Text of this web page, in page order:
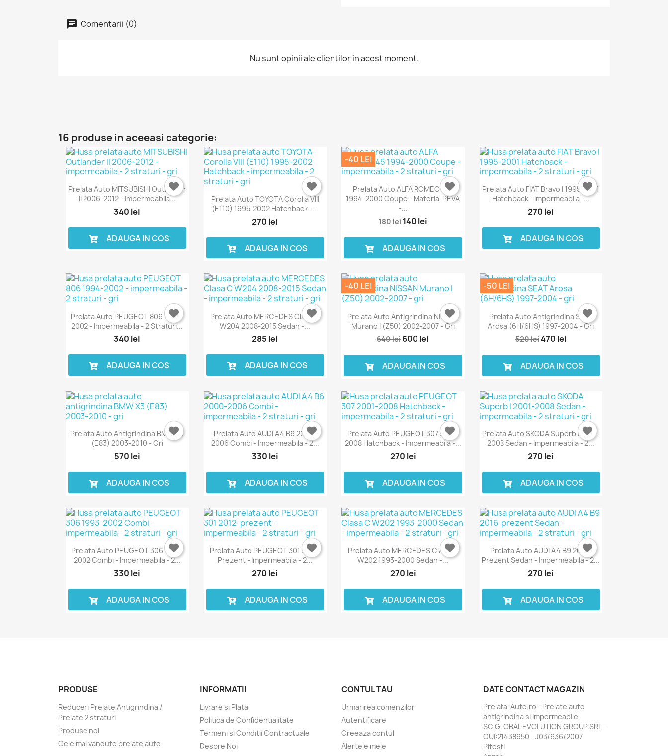
Comentarii (0)
Nu sunt opinii ale clientilor in acest moment.
16 produse in aceeasi categorie:
Prelata Auto MITSUBISHI Outlander
II 2006-2012 - Impermeabila...
340 lei
ADAUGA IN COS
Prelata Auto TOYOTA Corolla VIII
(E110) 1995-2002 Hatchback -...
270 lei
ADAUGA IN COS
Prelata Auto ALFA ROMEO 145
1994-2000 Coupe - Material PEVA
-...
180 lei 140 lei
-40 LEI
ADAUGA IN COS
Prelata Auto FIAT Bravo I 1995-2001
Hatchback - Impermeabila -...
270 lei
ADAUGA IN COS
Prelata Auto PEUGEOT 806 1994-
2002 - Impermeabila - 2 Straturi...
340 lei
ADAUGA IN COS
Prelata Auto MERCEDES Clasa C
W204 2008-2015 Sedan -...
285 lei
ADAUGA IN COS
Prelata Auto Antigrindina NISSAN
Murano I (Z50) 2002-2007 - Gri
640 lei600 lei
-40 LEI
ADAUGA IN COS
Prelata Auto Antigrindina SEAT
Arosa (6H/6HS) 1997-2004 - Gri
520 lei470 lei
-50 LEI
ADAUGA IN COS
Prelata Auto Antigrindina BMW X3
(E83) 2003-2010 - Gri
570 lei
ADAUGA IN COS
Prelata Auto AUDI A4 B6 2000-
2006 Combi - Impermeabila - 2...
330 lei
ADAUGA IN COS
Prelata Auto PEUGEOT 307 2001-
2008 Hatchback - Impermeabila -...
270 lei
ADAUGA IN COS
Prelata Auto SKODA Superb I 2001-
2008 Sedan - Impermeabila - 2...
270 lei
ADAUGA IN COS
Prelata Auto PEUGEOT 306 1993-
2002 Combi - Impermeabila - 2...
330 lei
ADAUGA IN COS
Prelata Auto PEUGEOT 301 2012-
Prezent - Impermeabila - 2...
270 lei
ADAUGA IN COS
Prelata Auto MERCEDES Clasa C
W202 1993-2000 Sedan -...
270 lei
ADAUGA IN COS
Prelata Auto AUDI A4 B9 2016-
Prezent Sedan - Impermeabila - 2...
270 lei
ADAUGA IN COS
PRODUSE
Reduceri Prelate Antigrindina /
Prelate 2 straturi
Produse noi
Cele mai vandute prelate auto
INFORMATII
Livrare si Plata
Politica de Confidentialitate
Termeni si Conditii Contractuale
Despre Noi
CONTUL TAU
Urmarirea comenzilor
Autentificare
Creeaza contul
Alertele mele
DATE CONTACT MAGAZIN
Prelata-Auto.ro - Prelate auto
antigrindina si impermeabile
SC GLOBAL EVOLUTION GROUP SRL -
CUI:21438950 - J03/636/2007
Pitesti